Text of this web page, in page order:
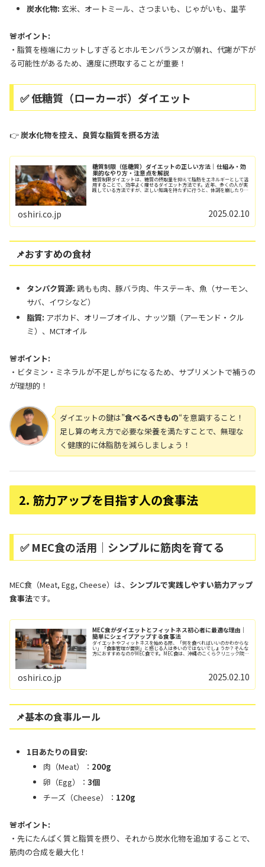
炭水化物: 玄米、オートミール、さつまいも、じゃがいも、里芋
🚨ポイント:
・脂質を極端にカットしすぎるとホルモンバランスが崩れ、代謝が下が
る可能性があるため、適度に摂取することが重要！
✅ 低糖質（ローカーボ）ダイエット
👉炭水化物を控え、良質な脂質を摂る方法
糖質制限（低糖質）ダイエットの正しい方法｜仕組み・効
果的なやり方・注意点を解説
糖質制限ダイエットは、糖質の摂取量を抑えて脂肪をエネルギーとして活
用することで、効率よく痩せるダイエット方法です。近年、多くの人が実
践している方法ですが、正しい知識を持たずに行うと、体調を崩したりリ
oshiri.co.jp 2025.02.10
📌おすすめの食材
タンパク質源: 鶏もも肉、豚バラ肉、牛ステーキ、魚（サーモン、
サバ、イワシなど）
脂質: アボカド、オリーブオイル、ナッツ類（アーモンド・クル
ミ）、MCTオイル
🚨ポイント:
・ビタミン・ミネラルが不足しがちになるため、サプリメントで補うの
が理想的！
ダイエットの鍵は”食べるべきもの“を意識すること！
足し算の考え方で必要な栄養を満たすことで、無理な
く健康的に体脂肪を減らしましょう！
2. 筋力アップを目指す人の食事法
✅ MEC食の活用｜シンプルに筋肉を育てる
MEC食（Meat, Egg, Cheese）は、 シンプルで実践しやすい筋力アップ
食事法です。
MEC食がダイエットとフィットネス初心者に最適な理由｜
簡単にシェイプアップする食事法
ダイエットやフィットネスを始める際、「何を食べればいいのかわからな
い」「食事管理が面倒」と感じる人は多いのではないでしょうか？そんな
方におすすめなのがMEC食です。MEC食は、沖縄のこくらクリニック院
oshiri.co.jp 2025.02.10
📌基本の食事ルール
1日あたりの目安:
肉（Meat）： 200g
卵（Egg）：3個
チーズ（Cheese）： 120g
🚨ポイント:
・先にたんぱく質と脂質を摂り、それから炭水化物を追加することで、
筋肉の合成を最大化！